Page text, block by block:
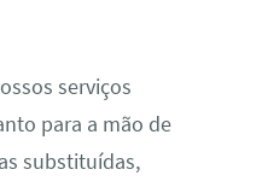
serviços
para a mão de
substituídas,